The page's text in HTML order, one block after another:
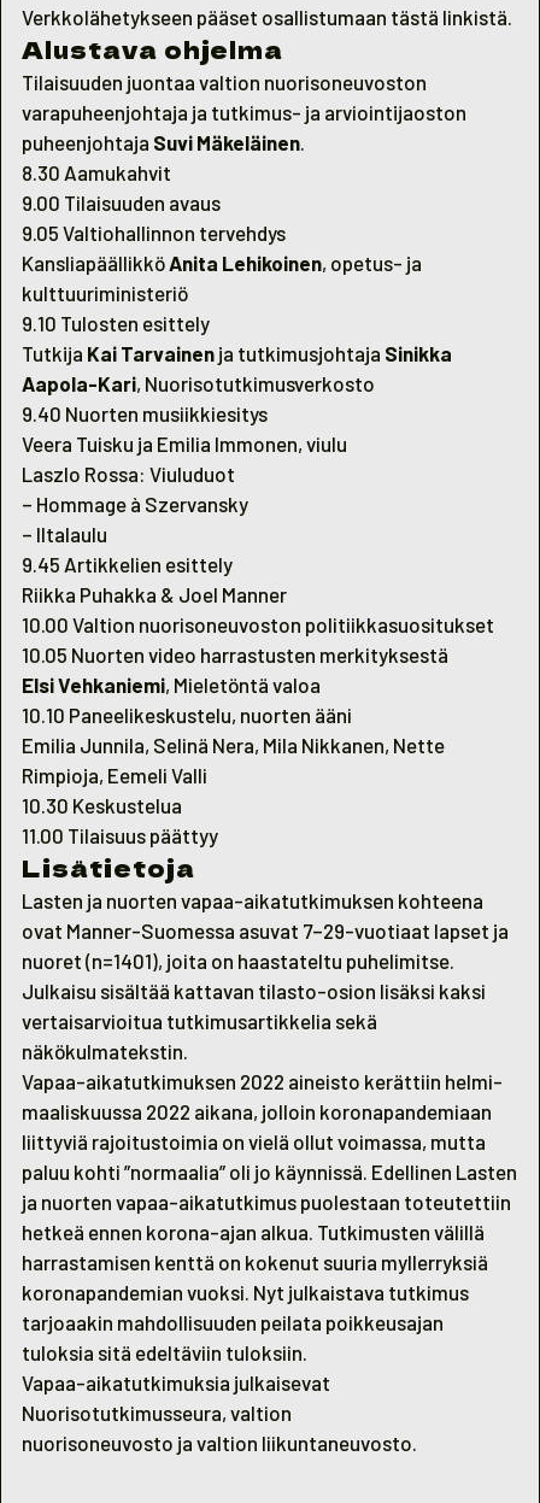
Verkkolähetykseen pääset osallistumaan tästä linkistä.
Alustava ohjelma
Tilaisuuden juontaa valtion nuorisoneuvoston
varapuheenjohtaja ja tutkimus- ja arviointijaoston
puheenjohtaja Suvi Mäkeläinen
8.30 Aamukahvit
9.00 Tilaisuuden avaus
9.05 Valtiohallinnon tervehdys
Kansliapäällikkö Anita Lehikoinen, opetus- ja
kulttuuriministeriö
9.10 Tulosten esittely
Tutkija Kai Tarvainen ja tutkimusjohtaja Sinikka
Aapola-Kari, Nuorisotutkimusverkosto
9.40 Nuorten musiikkiesitys
Veera Tuisku ja Emilia Immonen, viulu
Laszlo Rossa: Viuluduot
– Hommage à Szervansky
– Iltalaulu
9.45 Artikkelien esittely
Riikka Puhakka & Joel Manner
10.00 Valtion nuorisoneuvoston politiikkasuositukset
10.05 Nuorten video harrastusten merkityksestä
Elsi Vehkaniemi, Mieletöntä valoa
10.10 Paneelikeskustelu, nuorten ääni
Emilia Junnila, Selinä Nera, Mila Nikkanen, Nette
Rimpioja, Eemeli Valli
10.30 Keskustelua
11.00 Tilaisuus päättyy
Lisätietoja
Lasten ja nuorten vapaa-aikatutkimuksen kohteena
ovat Manner-Suomessa asuvat 7–29-vuotiaat lapset ja
nuoret (n=1401), joita on haastateltu puhelimitse.
Julkaisu sisältää kattavan tilasto-osion lisäksi kaksi
vertaisarvioitua tutkimusartikkelia sekä
näkökulmatekstin.
Vapaa-aikatutkimuksen 2022 aineisto kerättiin helmi-
maaliskuussa 2022 aikana, jolloin koronapandemiaan
liittyviä rajoitustoimia on vielä ollut voimassa, mutta
paluu kohti ”normaalia” oli jo käynnissä. Edellinen Lasten
ja nuorten vapaa-aikatutkimus puolestaan toteutettiin
hetkeä ennen korona-ajan alkua. Tutkimusten välillä
harrastamisen kenttä on kokenut suuria myllerryksiä
koronapandemian vuoksi. Nyt julkaistava tutkimus
tarjoaakin mahdollisuuden peilata poikkeusajan
tuloksia sitä edeltäviin tuloksiin.
Vapaa-aikatutkimuksia julkaisevat
Nuorisotutkimusseura, valtion
nuorisoneuvosto ja valtion liikuntaneuvosto